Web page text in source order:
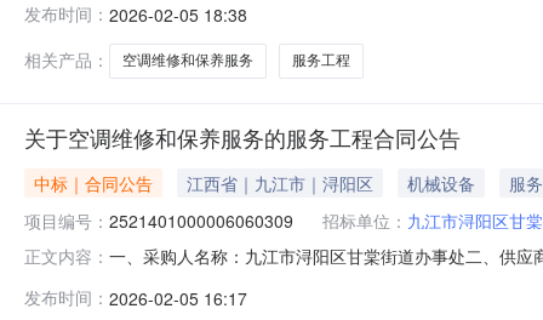
求或标的基本概况：七、其它事项：无八、联系方式1、
发布时间： 2026-02-05 18:38
相关产品：
空调维修和保养服务 服务工程
关于空调维修和保养服务的服务工程合同公告
中标｜合同公告 江西省｜九江市｜浔阳区 机械设备
服务
项目编号： 2521401000006060309 招标单位： 九江市浔阳区甘
正文内容： 一、采购人名称：九江市浔阳区甘棠街道办事处二、供
求或标的基本概况：七、其它事项：无八、联系方式1、
发布时间： 2026-02-05 16:17